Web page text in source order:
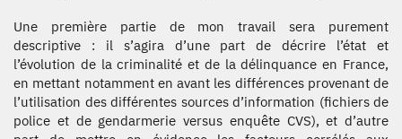
Une première partie de mon travail sera purement
descriptive : il s’agira d’une part de décrire l’état et
l’évolution de la criminalité et de la délinquance en France,
en mettant notamment en avant les différences provenant de
l’utilisation des différentes sources d’information (fichiers de
police et de gendarmerie versus enquête CVS), et d’autre